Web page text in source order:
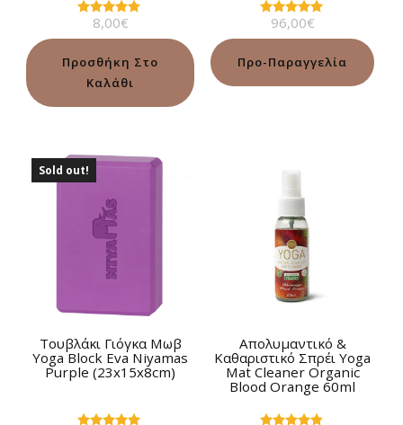
Βαθμολογήθηκε
από 5
8,00€
Προσθήκη Στο
Καλάθι
Βαθμολογήθηκε
από 5
96,00€
Προ-Παραγγελία
Sold out!
Τουβλάκι Γιόγκα Μωβ
Yoga Block Eva Niyamas
Purple (23x15x8cm)
Απολυμαντικό &
Καθαριστικό Σπρέι Yoga
Mat Cleaner Οrganic
Blood Orange 60ml